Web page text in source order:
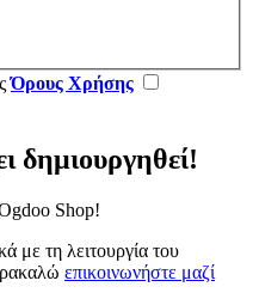
Όρους Χρήσης
δημιουργηθεί!
Shop!
με τη λειτουργία του
επικοινωνήστε μαζί